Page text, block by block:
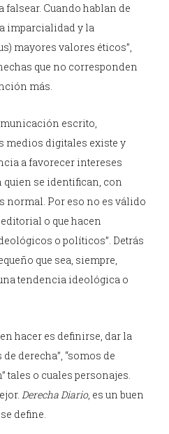
Cuando hablan de
imparcialidad y la
mayores valores éticos”,
que no corresponden
más.
escrito,
medios digitales existe y
a favorecer intereses
se identifican, con
normal. Por eso no es válido
o que hacen
o políticos”. Detrás
que sea, siempre,
tendencia ideológica o
hacer es definirse, dar la
derecha”, “somos de
tales o cuales personajes.
Derecha Diario, es un buen
define.